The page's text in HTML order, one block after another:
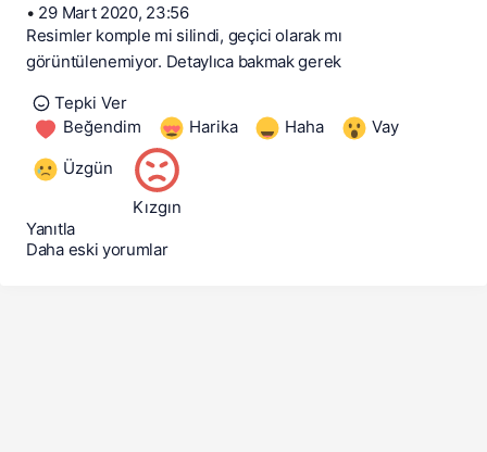
• 29 Mart 2020, 23:56
Resimler komple mi silindi, geçici olarak mı
görüntülenemiyor. Detaylıca bakmak gerek
Tepki Ver
Beğendim
Harika Haha Vay
Üzgün
Kızgın
Yanıtla
Daha eski yorumlar